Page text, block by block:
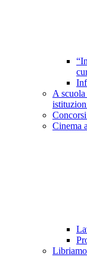
A
Cinema